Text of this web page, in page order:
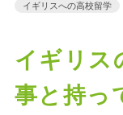
イギリスへの高校留学
イギリス
事と持っ